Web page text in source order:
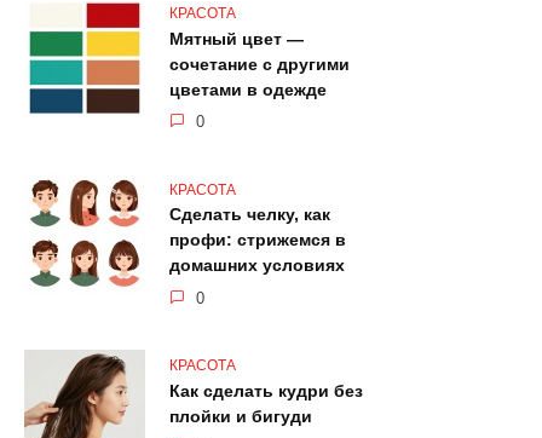
КРАСОТА
Мятный цвет —
сочетание с другими
цветами в одежде
0
КРАСОТА
Сделать челку, как
профи: стрижемся в
домашних условиях
0
КРАСОТА
Как сделать кудри без
плойки и бигуди